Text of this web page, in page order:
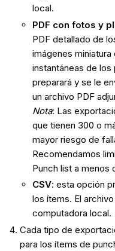
local.
PDF con fotos y
PDF detallado de
imágenes
instantáneas de los
preparará y se le
un archivo PDF
Nota: Las
que tienen 300 o
mayor riesgo de
Recomendamos
Punch list a menos
CSV: esta opción
los ítems. El
computadora local.
Cada tipo de
para los ítems de